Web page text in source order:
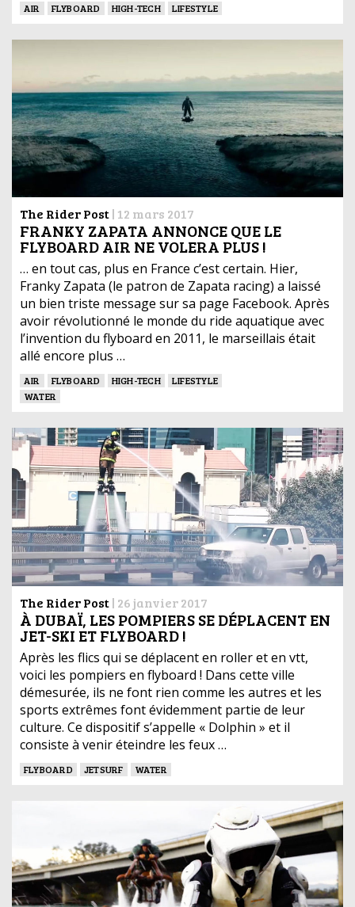
AIR FLYBOARD HIGH-TECH LIFESTYLE
The Rider Post| 12 mars 2017
FRANKY ZAPATA ANNONCE QUE LE
FLYBOARD AIR NE VOLERA PLUS !
… en tout cas, plus en France c’est certain. Hier,
Franky Zapata (le patron de Zapata racing) a laissé
un bien triste message sur sa page Facebook. Après
avoir révolutionné le monde du ride aquatique avec
l’invention du flyboard en 2011, le marseillais était
allé encore plus …
AIR FLYBOARD HIGH-TECH
LIFESTYLE
WATER
The Rider Post| 26 janvier 2017
À DUBAÏ, LES POMPIERS SE DÉPLACENT EN
JET-SKI ET FLYBOARD !
Après les flics qui se déplacent en roller et en vtt,
voici les pompiers en flyboard ! Dans cette ville
démesurée, ils ne font rien comme les autres et les
sports extrêmes font évidemment partie de leur
culture. Ce dispositif s’appelle « Dolphin » et il
consiste à venir éteindre les feux …
FLYBOARD JETSURF WATER